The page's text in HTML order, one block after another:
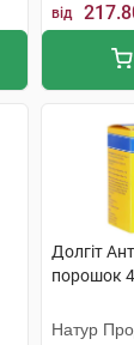
від
Долгіт
порошок
Натур